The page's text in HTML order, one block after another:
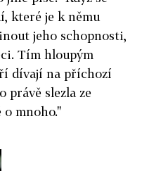
které je k němu
jeho schopnosti,
Tím hloupým
dívají na příchozí
právě slezla ze
o mnoho."